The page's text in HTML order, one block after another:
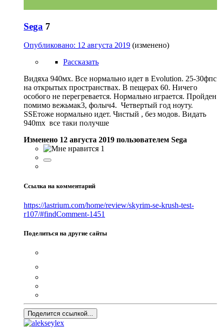
Sega 7
Опубликовано: 12 августа 2019 (изменено)
Рассказать
Видяха 940мх. Все нормально идет в Evolution. 25-30фпс
на открытых пространствах. В пещерах 60. Ничего
особого не перегревается. Нормально играется. Пройден
помимо вежьмак3, фолыч4. Четвертый год ноуту.
SSEтоже нормально идет. Чистый , без модов. Видать
940mx все таки получше
Изменено 12 августа 2019 пользователем Sega
1
Ссылка на комментарий
https://lastrium.com/home/review/skyrim-se-krush-test-
r107/#findComment-1451
Поделиться на другие сайты
Поделится ссылкой...